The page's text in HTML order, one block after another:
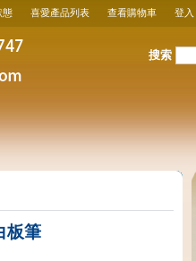
態 喜愛產品列表 查看購物車 登入
搜索
板筆